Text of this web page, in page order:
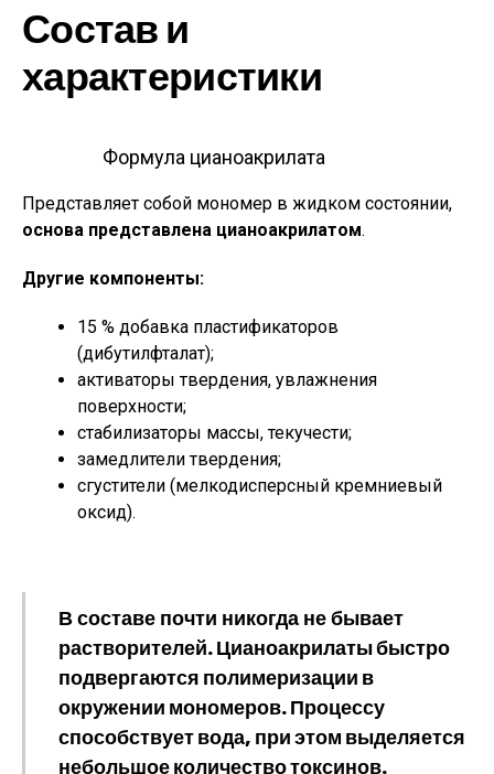
Состав и
характеристики
Формула цианоакрилата
Представляет собой мономер в жидком состоянии,
основа представлена цианоакрилатом.
Другие компоненты:
15 % добавка пластификаторов
(дибутилфталат);
активаторы твердения, увлажнения
поверхности;
стабилизаторы массы, текучести;
замедлители твердения;
сгустители (мелкодисперсный кремниевый
оксид).
В составе почти никогда не бывает
растворителей. Цианоакрилаты быстро
подвергаются полимеризации в
окружении мономеров. Процессу
способствует вода, при этом выделяется
небольшое количество токсинов.